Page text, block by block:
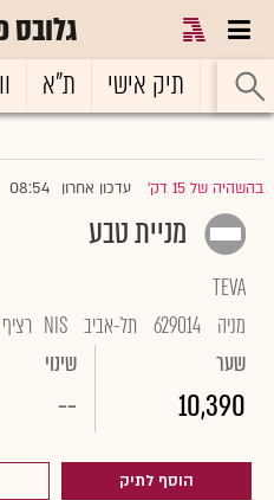
גלובס
ראשי תיק אישי ת"א
בהשהיה של 15 דק' עדכון אחרון 08:54
מניית טבע
TEVA
מניה 629014 תל-אביב NIS רציף
שער
10,390
שינוי
--
הוסף לתיק